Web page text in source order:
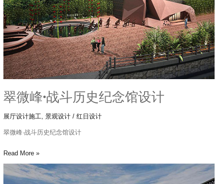
翠微峰·战斗历史纪念馆设计
展厅设计施工 景观设计/ 红日设计
翠微峰·战斗历史纪念馆设计
史
纪
念
馆
设
计
Read More »
安